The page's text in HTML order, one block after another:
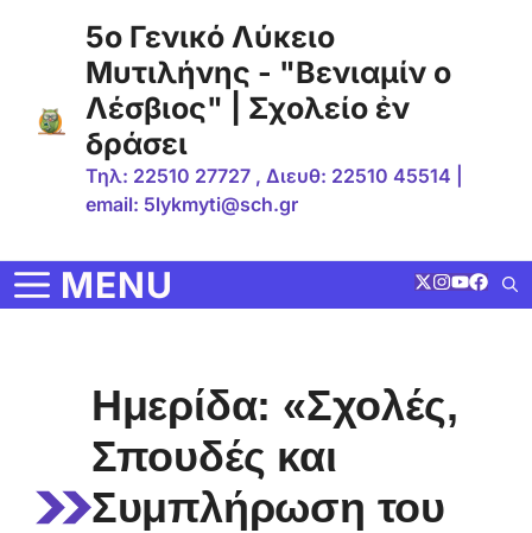
περιεχόμενο
5ο Γενικό Λύκειο
Μυτιλήνης - "Βενιαμίν ο
Λέσβιος" | Σχολείο ἐν
δράσει
Τηλ: 22510 27727 , Διευθ: 22510 45514 |
email: 5lykmyti@sch.gr
MENU
Ημερίδα: «Σχολές,
Σπουδές και
Συμπλήρωση του